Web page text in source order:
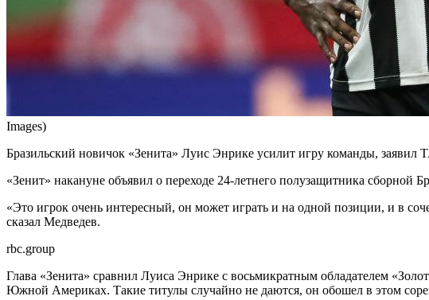
Images)
Бразильский новичок «Зенита» Луис Энрике усилит игру команды, заявил
«Зенит» накануне объявил о переходе 24-летнего полузащитника сборной
«Это игрок очень интересный, он может играть и на одной позиции, и в
сказал Медведев.
rbc.group
Глава «Зенита» сравнил Луиса Энрике с восьмикратным обладателем
Южной Америках. Такие титулы случайно не даются, он обошел в этом